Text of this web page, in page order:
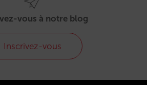
vous à notre blog
Inscrivez-vous